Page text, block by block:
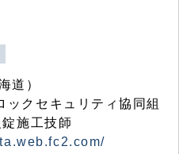
道）
ックセキュリティ協同組
施工技師